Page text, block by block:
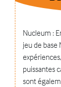
Nucleum :
jeu de base
puissantes
sont